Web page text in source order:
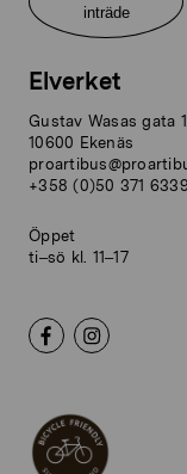
inträde
Elverket
Gustav Wasas gata
10600 Ekenäs
+358 (0)50 371 6339
Öppet
ti–sö kl. 11–17